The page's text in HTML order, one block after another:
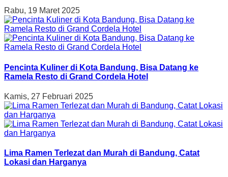
Rabu, 19 Maret 2025
Pencinta Kuliner di Kota Bandung, Bisa Datang ke
Ramela Resto di Grand Cordela Hotel
Kamis, 27 Februari 2025
Lima Ramen Terlezat dan Murah di Bandung, Catat
Lokasi dan Harganya